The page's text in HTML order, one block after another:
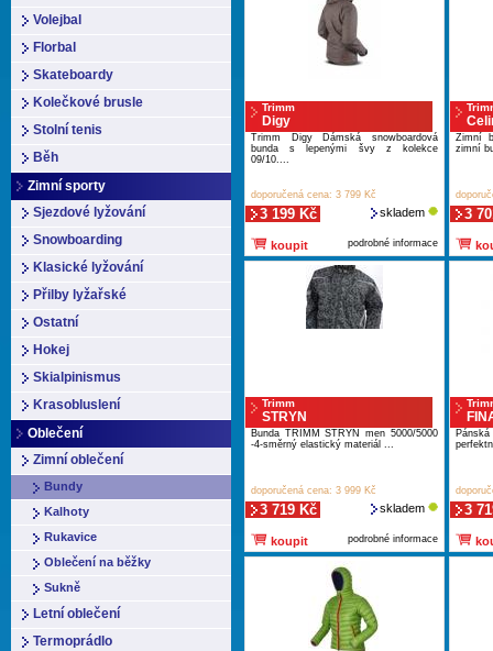
Volejbal
Florbal
Skateboardy
Kolečkové brusle
Stolní tenis
Běh
Zimní sporty
Sjezdové lyžování
Snowboarding
Klasické lyžování
Přilby lyžařské
Ostatní
Hokej
Skialpinismus
Krasobluslení
Oblečení
Zimní oblečení
Bundy
Kalhoty
Rukavice
Oblečení na běžky
Sukně
Letní oblečení
Termoprádlo
Trimm
Digy
Trimm Digy Dámská snowboardová
bunda s lepenými švy z kolekce
09/10....
doporučená cena: 3 799 Kč
3 199 Kč skladem
koupit podrobné informace
Zimní
zimní
3
Trimm
STRYN
Bunda TRIMM STRYN men 5000/5000
-4-směrný elastický materiál ...
doporučená cena: 3 999 Kč
3 719 Kč skladem
koupit podrobné informace
3